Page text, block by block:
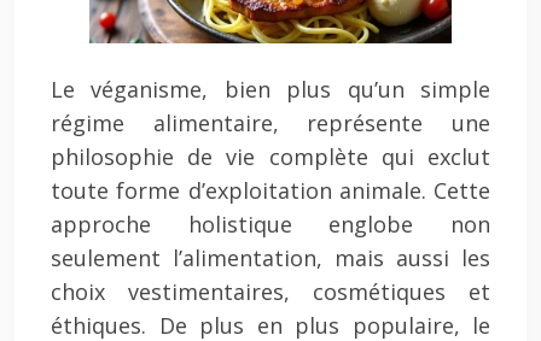
Le véganisme, bien plus qu’un simple
régime alimentaire, représente une
philosophie de vie complète qui exclut
toute forme d’exploitation animale. Cette
approche holistique englobe non
seulement l’alimentation, mais aussi les
choix vestimentaires, cosmétiques et
éthiques. De plus en plus populaire, le